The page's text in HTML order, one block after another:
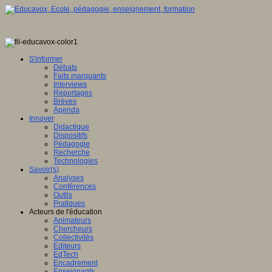
S'informer
Débats
Faits marquants
Interviews
Reportages
Brèves
Agenda
Innover
Didactique
Dispositifs
Pédagogie
Recherche
Technologies
Savoir(s)
Analyses
Conférences
Outils
Pratiques
Acteurs de l'éducation
Animateurs
Chercheurs
Collectivités
Editeurs
EdTech
Encadrement